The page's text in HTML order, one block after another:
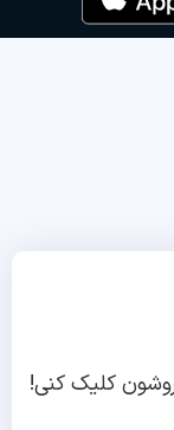
کلیک کنی!